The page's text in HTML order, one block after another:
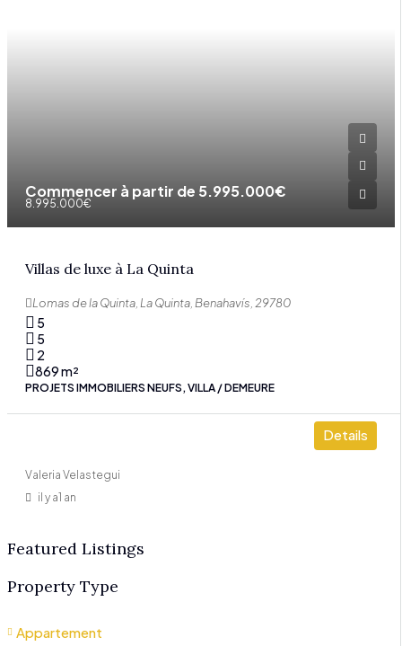
Commencer à partir de 5.995.000€
8.995.000€
Villas de luxe à La Quinta
Lomas de la Quinta, La Quinta, Benahavís, 29780
5
5
2
869m²
PROJETS IMMOBILIERS NEUFS, VILLA / DEMEURE
Details
Valeria Velastegui
il y a1 an
Featured Listings
Property Type
Appartement